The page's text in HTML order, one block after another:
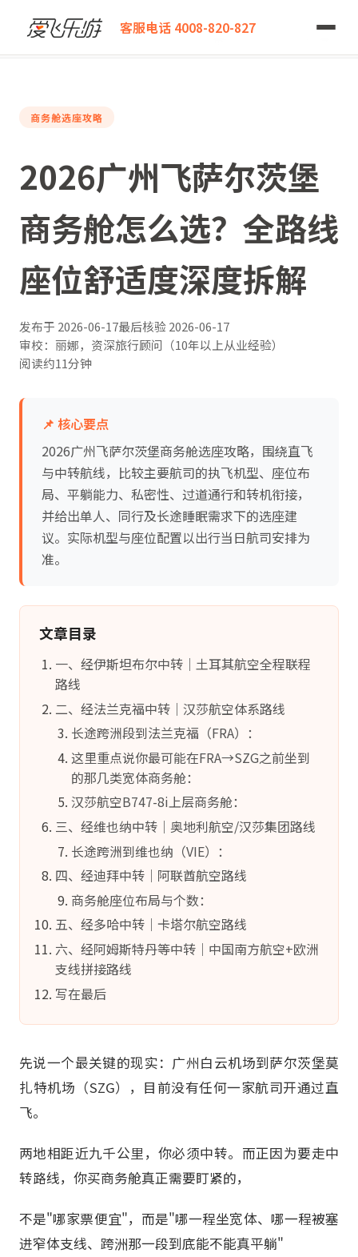
客服电话 4008-820-827
爱飞乐游
2026广州飞萨尔茨堡商务舱怎么选？全路线座位舒适度深度拆解
商务舱选座攻略
2026广州飞萨尔茨堡
商务舱怎么选？全路线
座位舒适度深度拆解
发布于 2026-06-17最后核验2026-06-17
审校：丽娜，资深旅行顾问（10年以上从业经验）
阅读约11分钟
📌 核心要点
2026广州飞萨尔茨堡商务舱选座攻略，围绕直飞
与中转航线，比较主要航司的执飞机型、座位布
局、平躺能力、私密性、过道通行和转机衔接，
并给出单人、同行及长途睡眠需求下的选座建
议。实际机型与座位配置以出行当日航司安排为
准。
文章目录
一、经伊斯坦布尔中转｜土耳其航空全程联程
路线
二、经法兰克福中转｜汉莎航空体系路线
长途跨洲段到法兰克福（FRA）：
这里重点说你最可能在FRA→SZG之前坐到
的那几类宽体商务舱：
汉莎航空B747-8i上层商务舱：
三、经维也纳中转｜奥地利航空/汉莎集团路线
长途跨洲到维也纳（VIE）：
四、经迪拜中转｜阿联酋航空路线
商务舱座位布局与个数：
五、经多哈中转｜卡塔尔航空路线
六、经阿姆斯特丹等中转｜中国南方航空+欧洲
支线拼接路线
写在最后
先说一个最关键的现实：广州白云机场到萨尔茨堡莫
扎特机场（SZG），目前没有任何一家航司开通过直
飞。
两地相距近九千公里，你必须中转。而正因为要走中
转路线，你买商务舱真正需要盯紧的，
不是"哪家票便宜"，而是"哪一程坐宽体、哪一程被塞
进窄体支线、跨洲那一段到底能不能真平躺"